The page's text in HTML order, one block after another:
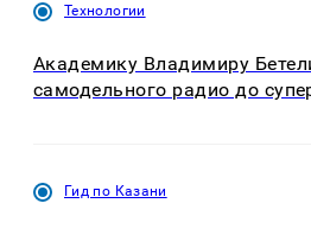
Технологии
Академику Владимиру
самодельного радио до
Гид по Казани